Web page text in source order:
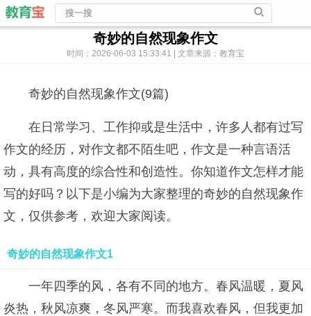
奇妙的自然现象作文
时间：2026-06-03 15:33:41 | 文章来源：教育宝
奇妙的自然现象作文(9篇)
在日常学习、工作抑或是生活中，许多人都有过写
作文的经历，对作文都不陌生吧，作文是一种言语活
动，具有高度的综合性和创造性。你知道作文怎样才能
写的好吗？以下是小编为大家整理的奇妙的自然现象作
文，仅供参考，欢迎大家阅读。
奇妙的自然现象作文1
一年四季的风，各有不同的地方。春风温暖，夏风
炎热，秋风凉爽，冬风严寒。而我喜欢春风，但我更加